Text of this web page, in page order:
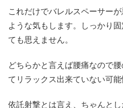
これだけでバレルスペーサー
ような気もします。しっかり
ても思えません。
どちらかと言えば腰痛なので
てリラックス出来ていない可能
依託射撃とは言え、ちゃんと